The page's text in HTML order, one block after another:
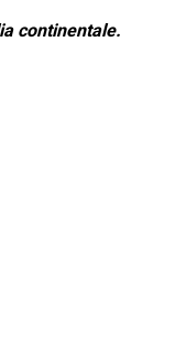
continentale.